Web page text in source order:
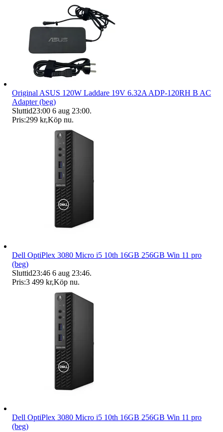
Original ASUS 120W Laddare 19V 6.32A ADP-120RH B AC
Adapter (beg)
Sluttid23:00 6 aug 23:00.
Pris:299 kr,Köp nu.
Dell OptiPlex 3080 Micro i5 10th 16GB 256GB Win 11 pro
(beg)
Sluttid23:46 6 aug 23:46.
Pris:3 499 kr,Köp nu.
Dell OptiPlex 3080 Micro i5 10th 16GB 256GB Win 11 pro
(beg)